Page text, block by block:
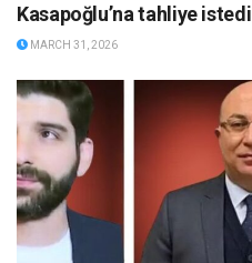
Kasapoğlu’na tahliye istedi
MARCH 31, 2026